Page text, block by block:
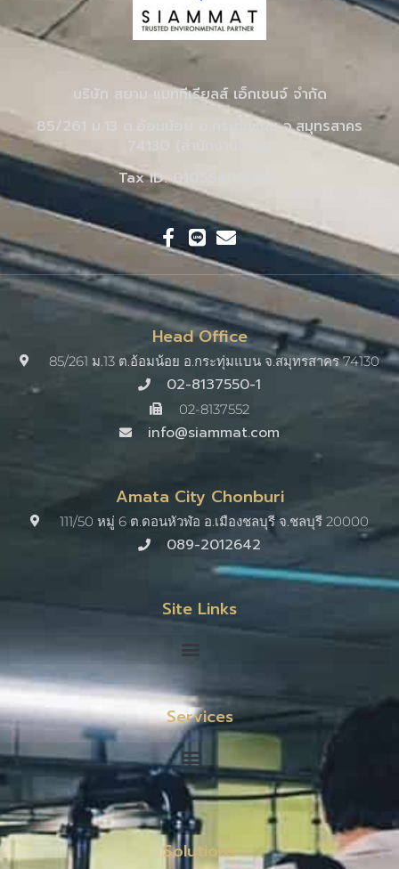
บริษัท สยาม แมททีเรียลส์ เอ็กเชนจ์ จำกัด
85/261 ม.13 ต.อ้อมน้อย อ.กระทุ่มแบน จ.สมุทรสาคร
74130 (สำนักงานใหญ่)
Tax ID: 0105548110551
Head Office
85/261 ม.13 ต.อ้อมน้อย อ.กระทุ่มแบน จ.สมุทรสาคร 74130
02-8137550-1
02-8137552
info@siammat.com
Amata City Chonburi
111/50 หมู่ 6 ต.ดอนหัวฬ่อ อ.เมืองชลบุรี จ.ชลบุรี 20000​
089-2012642
Site Links
Services
Solutions